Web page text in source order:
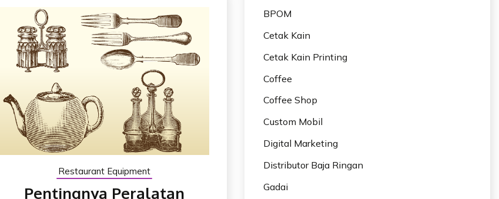
Restaurant Equipment
Pentingnya Peralatan
BPOM
Cetak Kain
Cetak Kain Printing
Coffee
Coffee Shop
Custom Mobil
Digital Marketing
Distributor Baja Ringan
Gadai